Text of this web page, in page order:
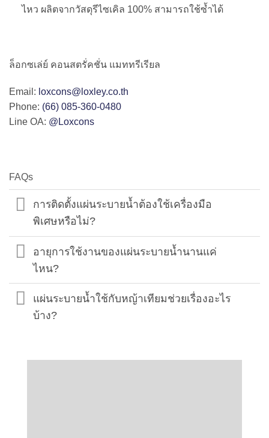
ไหว ผลิตจากวัสดุรีไซเคิล 100% สามารถใช้ซ้ำได้
ล็อกซเล่ย์ คอนสตรั่คชั่น แมททรีเรียล
Email: loxcons@loxley.co.th
Phone: (66) 085-360-0480
Line OA: @Loxcons
FAQs
การติดตั้งแผ่นระบายน้ำต้องใช้เครื่องมือ
พิเศษหรือไม่?
อายุการใช้งานของแผ่นระบายน้ำนานแค่
ไหน?
แผ่นระบายน้ำใช้กับหญ้าเทียมช่วยเรื่องอะไร
บ้าง?